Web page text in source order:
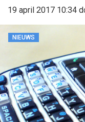
19 april 2017 10:34
NIEUWS